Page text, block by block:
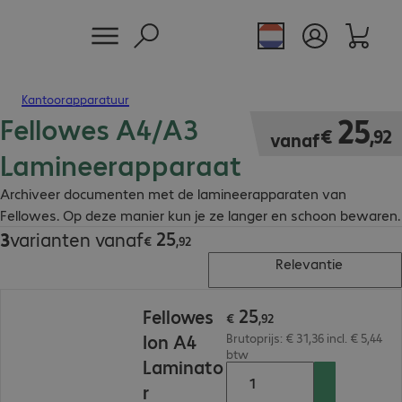
Kantoorapparatuur
Fellowes A4/A3
Lamineerapparaat
Archiveer documenten met de lamineerapparaten van
Fellowes. Op deze manier kun je ze langer en schoon bewaren.
vanaf€ 25,92
€ 25,92
3varianten vanaf€ 25,92
€ 25,92
Relevantie
Fellowes
Ion A4
Laminato
r
€ 25,92
Brutoprijs: € 31,36 incl. € 5,44
btw